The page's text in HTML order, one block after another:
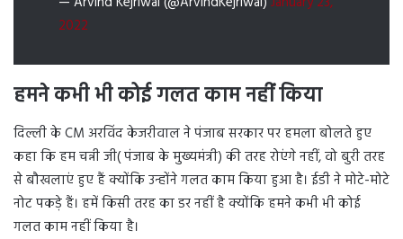
2022
हमने कभी भी कोई गलत काम नहीं किया
दिल्ली के CM अरविंद केजरीवाल ने पंजाब सरकार पर हमला बोलते हुए
कहा कि हम चन्नी जी( पंजाब के मुख्यमंत्री) की तरह रोएंगे नहीं, वो बुरी तरह
से बौखलाएं हुए हैं क्योंकि उन्होंने गलत काम किया हुआ है। ईडी ने मोटे-मोटे
नोट पकड़े हैं। हमें किसी तरह का डर नहीं है क्योंकि हमने कभी भी कोई
गलत काम नहीं किया है।